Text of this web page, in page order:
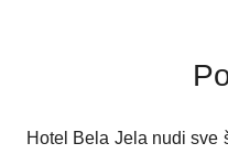
Hotel Bela Jela nudi sve